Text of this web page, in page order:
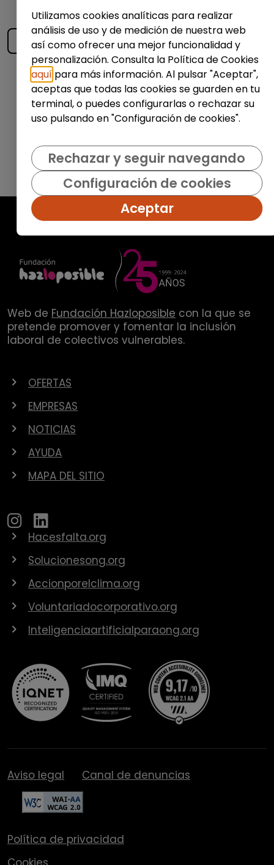
publicadas
Enviar
Web de Fundación Hazloposible con la que se
pretende promover y fomentar la inclusión
laboral de colectivos vulnerables.
OFERTAS
EMPRESAS
NOTICIAS
AYUDA
MAPA DEL SITIO
Hacesfalta.org
Solucionesong.org
Accionporelclima.org
Voluntariadocorporativo.org
Inteligenciaartificialparaong.org
Aviso legal Canal de denuncias
Política de privacidad
Utilizamos cookies analíticas para realizar
análisis de uso y de medición de nuestra web
así como ofrecer una mejor funcionalidad y
personalización. Consulta la Política de Cookies
aquí para más información. Al pulsar "Aceptar",
aceptas que todas las cookies se guarden en tu
terminal, o puedes configurarlas o rechazar su
uso pulsando en "Configuración de cookies".
Rechazar y seguir navegando
Configuración de cookies
Aceptar